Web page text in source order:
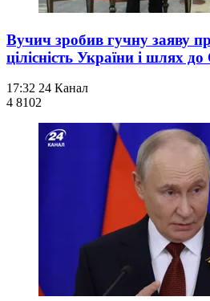
Вучич зробив гучну заяву
цілісність України і шлях
17:32 24 Канал
4 8102